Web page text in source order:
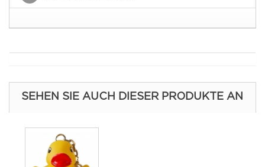
SEHEN SIE AUCH DIESER PRODUKTE AN